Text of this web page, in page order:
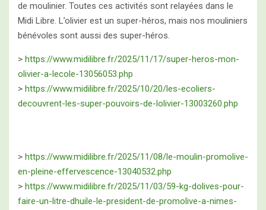
de moulinier. Toutes ces activités sont relayées dans le
Midi Libre. L’olivier est un super-héros, mais nos mouliniers
bénévoles sont aussi des super-héros.
> https://www.midilibre.fr/2025/11/17/super-heros-mon-
olivier-a-lecole-13056053.php
> https://www.midilibre.fr/2025/10/20/les-ecoliers-
decouvrent-les-super-pouvoirs-de-lolivier-13003260.php
> https://www.midilibre.fr/2025/11/08/le-moulin-promolive-
en-pleine-effervescence-13040532.php
> https://www.midilibre.fr/2025/11/03/59-kg-dolives-pour-
faire-un-litre-dhuile-le-president-de-promolive-a-nimes-